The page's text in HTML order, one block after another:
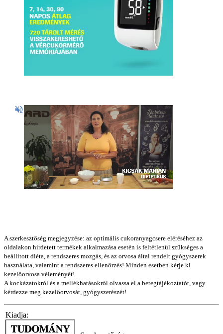
A szerkesztőség megjegyzése: az optimális cukoranyagcsere eléréséhez az
oldalakon hirdetett termékek alkalmazása esetén is feltétlenül szükséges a
beállított diéta, a rendszeres mozgás, és az orvosa által rendelt gyógyszerek
használata, valamint a rendszeres ellenőrzés! Minden esetben kérje ki
kezelőorvosa véleményét!
A kockázatokról és a mellékhatásokról olvassa el a betegtájékoztatót, vagy
kérdezze meg kezelőorvosát, gyógyszerészét!
Kiadja: